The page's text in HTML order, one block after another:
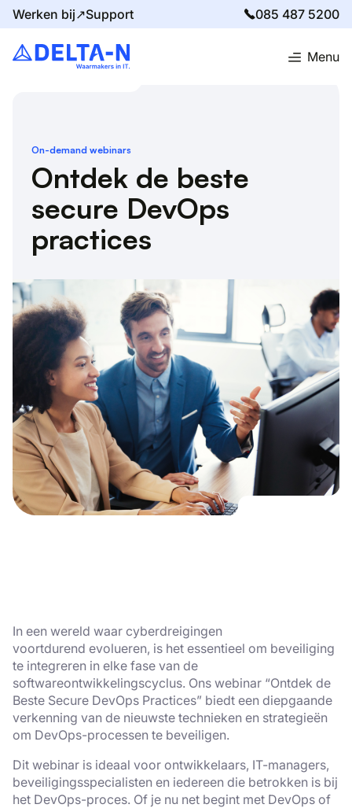
Werken bij↗Support 085 487 5200
Menu
Home Evenementen Ontdek de beste secure DevOps practices
On-demand webinars
Ontdek de beste
secure DevOps
practices
In een wereld waar cyberdreigingen
voortdurend evolueren, is het essentieel om beveiliging
te integreren in elke fase van de
softwareontwikkelingscyclus. Ons webinar “Ontdek de
Beste Secure DevOps Practices” biedt een diepgaande
verkenning van de nieuwste technieken en strategieën
om DevOps-processen te beveiligen.
Dit webinar is ideaal voor ontwikkelaars, IT-managers,
beveiligingsspecialisten en iedereen die betrokken is bij
het DevOps-proces. Of je nu net begint met DevOps of